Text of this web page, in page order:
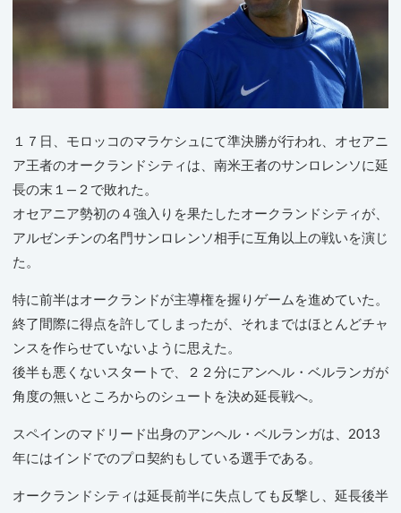
１７日、モロッコのマラケシュにて準決勝が行われ、オセアニ
ア王者のオークランドシティは、南米王者のサンロレンソに延
長の末１―２で敗れた。
オセアニア勢初の４強入りを果たしたオークランドシティが、
アルゼンチンの名門サンロレンソ相手に互角以上の戦いを演じ
た。
特に前半はオークランドが主導権を握りゲームを進めていた。
終了間際に得点を許してしまったが、それまではほとんどチャ
ンスを作らせていないように思えた。
後半も悪くないスタートで、２２分にアンヘル・ベルランガが
角度の無いところからのシュートを決め延長戦へ。
スペインのマドリード出身のアンヘル・ベルランガは、2013
年にはインドでのプロ契約もしている選手である。
オークランドシティは延長前半に失点しても反撃し、延長後半